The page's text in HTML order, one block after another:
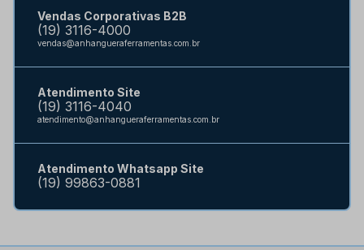
Vendas Corporativas B2B
(19) 3116-4000
vendas@anhangueraferramentas.com.br
Atendimento Site
(19) 3116-4040
atendimento@anhangueraferramentas.com.br
Atendimento Whatsapp Site
(19) 99863-0881